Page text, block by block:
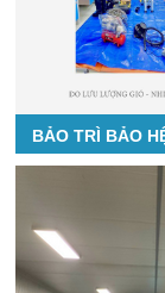
BẢO TRÌ BẢO